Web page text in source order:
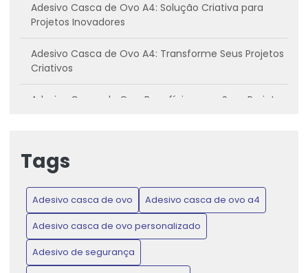
Adesivo Casca de Ovo A4: Solução Criativa para
Projetos Inovadores
Adesivo Casca de Ovo A4: Transforme Seus Projetos
Criativos
Adesivo Casca de Ovo: Benefícios para Seus Projetos
como utilizar
Adesivo Casca de Ovo: Inovação para Projetos
Criativos e Práticos
Adesivo Casca de Ovo: Proteja Produtos e Ganhe
Confiança do Consumidor
Tags
Adesivo casca de ovo
Adesivo casca de ovo a4
Adesivo casca de ovo personalizado
Adesivo de segurança